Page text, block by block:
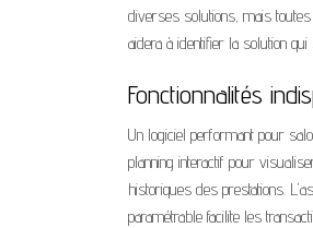
diverses solutions, mais
aidera à identifier la solution
Fonctionnalités
Un logiciel performant pour
planning interactif pour
historiques des prestations.
paramétrable facilite les